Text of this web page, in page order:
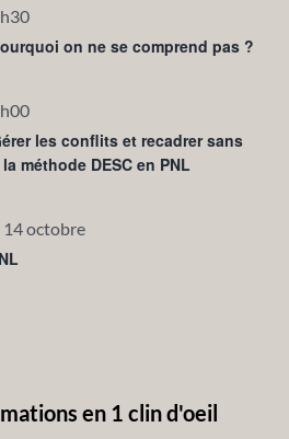
on ne se comprend pas ?
les conflits et recadrer sans
méthode DESC en PNL
14 octobre
en 1 clin d'oeil